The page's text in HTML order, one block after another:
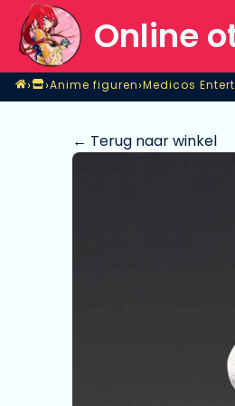
Online
Home
›Shop
›Anime figuren
Anime figuren›Medicos
Medicos
← Terug naar winkel